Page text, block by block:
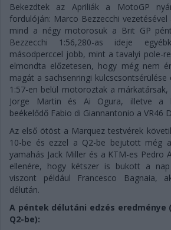
Bekezdtek az Apriliák a MotoGP
fordulóján: Marco Bezzecchi
mind a négy motorosuk a Brit GP
Bezzecchi 1:56,280-as ideje
másodperccel jobb, mint a tavalyi pole-
elmondta előzetesen, hogy még nem
magát a sachsenringi
1:57-en belül motoroztak a márkatársak,
Jorge Martin és Ai Ogura, illetve a
beékelődő Fabio di Giannantonio a VR46
Az első ötöst a Marquez testvérek
10-be és ezzel a Q2-be bejutott még
yamahás Jack Miller és a KTM-es Pedro
ellenére, hogy kétszer is bukott a
viszont például Francesco Bagnaia,
délután.
A péntek délutáni edzés
Q2-be):